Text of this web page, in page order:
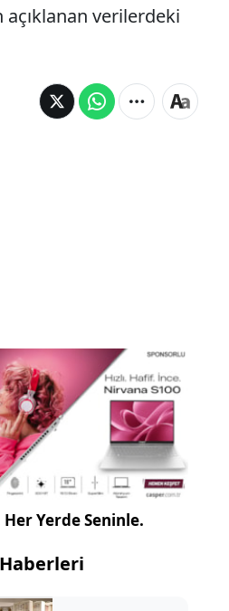
açıklanan verilerdeki
Yerde Seninle.